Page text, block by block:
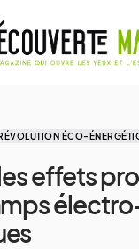
ÉCO-
effets